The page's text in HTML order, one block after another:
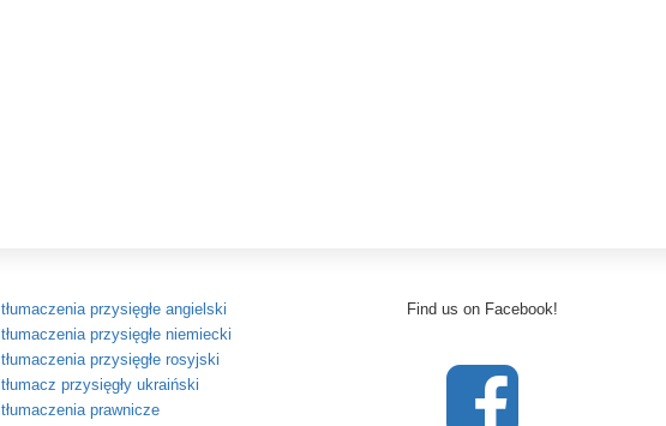
tłumaczenia przysięgłe angielski
tłumaczenia przysięgłe niemiecki
tłumaczenia przysięgłe rosyjski
tłumacz przysięgły ukraiński
tłumaczenia prawnicze
Find us on Facebook!